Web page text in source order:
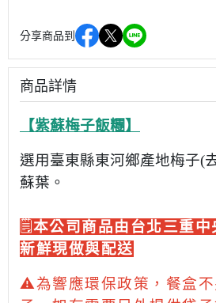
分享商品到
商品詳情
【紫蘇梅子飯糰】
選用臺東縣東河鄉產地梅子(
蘇葉。
🗒️本公司商品由台北三重
新鮮現做與配送
⚠️為響應環保政策，餐盒